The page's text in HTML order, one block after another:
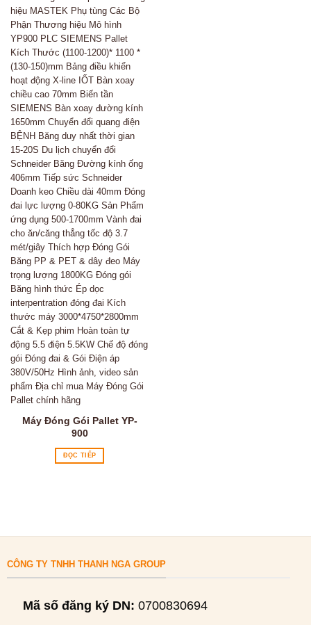
Máy Đóng Gói Pallet YP-
900
ĐỌC TIẾP
CÔNG TY TNHH THANH NGA GROUP
Mã số đăng ký DN: 0700830694